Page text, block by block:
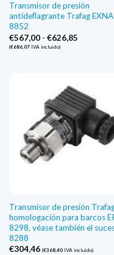
Transmisor de presión
antideflagrante Trafag EXNA
8852
€567,00 - €626,85Gama
(€686,07IVA incluido)
Transmisor de presión
homologación para barcos
8298, véase también el
8288
€304,46 (€368,40IVA incluido)